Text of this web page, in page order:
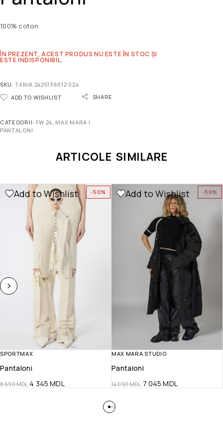
100% coton
ÎN PREZENT, ACEST PRODUS NU ESTE ÎN STOC ȘI
ESTE INDISPONIBIL.
SKU:TANIA 2425136012 024
ADD TO WISHLIST
SHARE
CATEGORII: FW 24, MAX MARA |
PANTALONI
ARTICOLE SIMILARE
-50%
Add to Wishlist
SPORTMAX
Pantaloni
8 690MDL 4 345MDL
-50%
Add to Wishlist
MAX MARA STUDIO
Pantaloni
14 090MDL 7 045MDL